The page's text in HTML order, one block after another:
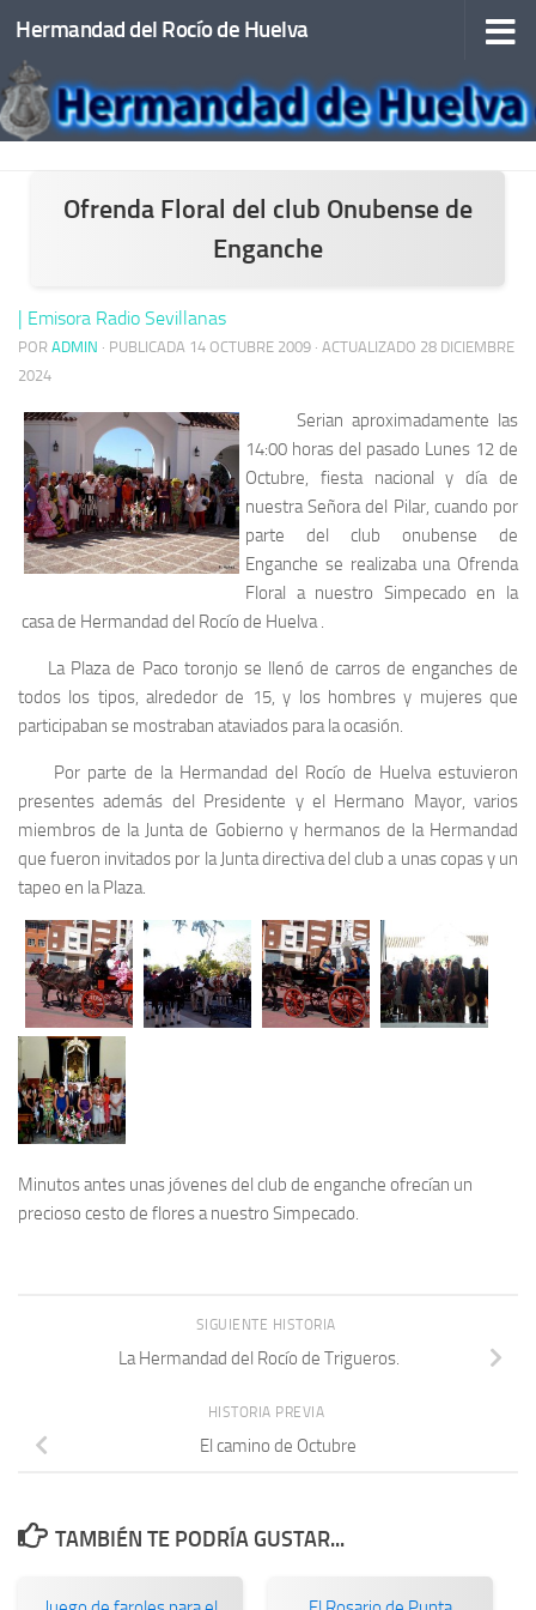
Saltar al contenido
Hermandad del Rocío de Huelva
Ofrenda Floral del club Onubense de
Enganche
| Emisora Radio Sevillanas
POR ADMIN · PUBLICADA 14 OCTUBRE 2009 · ACTUALIZADO 28 DICIEMBRE
2024
Serian aproximadamente las
14:00 horas del pasado Lunes 12 de
Octubre, fiesta nacional y día de
nuestra Señora del Pilar, cuando por
parte del club onubense de
Enganche se realizaba una Ofrenda
Floral a nuestro Simpecado en la
casa de Hermandad del Rocío de Huelva .
La Plaza de Paco toronjo se llenó de carros de enganches de
todos los tipos, alrededor de 15, y los hombres y mujeres que
participaban se mostraban ataviados para la ocasión.
Por parte de la Hermandad del Rocío de Huelva estuvieron
presentes además del Presidente y el Hermano Mayor, varios
miembros de la Junta de Gobierno y hermanos de la Hermandad
que fueron invitados por la Junta directiva del club a unas copas y un
tapeo en la Plaza.
Minutos antes unas jóvenes del club de enganche ofrecían un
precioso cesto de flores a nuestro Simpecado.
SIGUIENTE HISTORIA
La Hermandad del Rocío de Trigueros.
HISTORIA PREVIA
El camino de Octubre
TAMBIÉN TE PODRÍA GUSTAR...